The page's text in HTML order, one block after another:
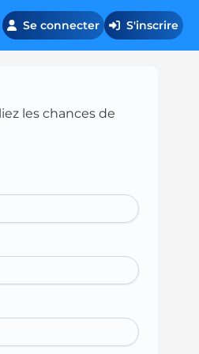
Se connecter S'inscrire
les chances de